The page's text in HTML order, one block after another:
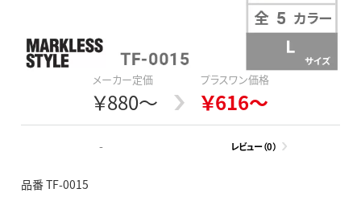
メーカー定価
￥880～
プラスワン価格
￥616～
- レビュー（0）
品番 TF-0015